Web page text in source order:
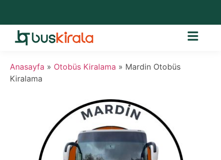
Anasayfa » Otobüs Kiralama » Mardin Otobüs
Kiralama